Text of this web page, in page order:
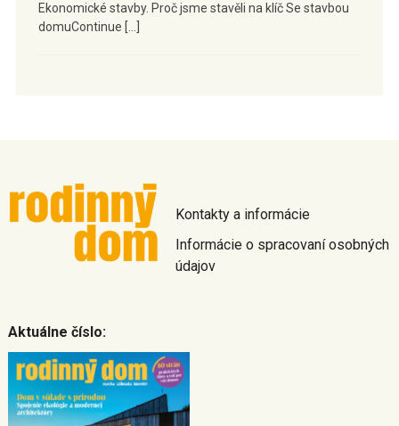
Ekonomické stavby. Proč jsme stavěli na klíč Se stavbou
domuContinue […]
Kontakty a informácie
Informácie o spracovaní osobných
údajov
Aktuálne číslo: